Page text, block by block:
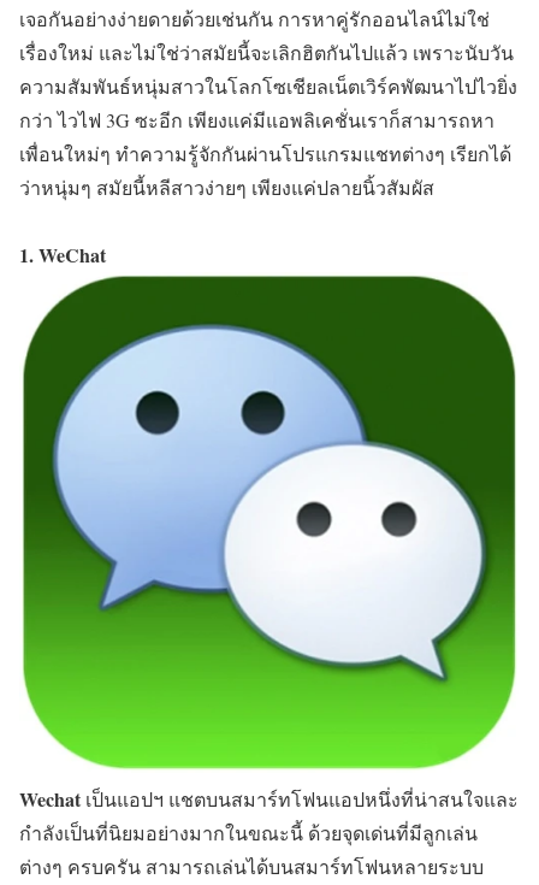
เจอกันอย่างง่ายดายด้วยเช่นกัน การหาคู่รักออนไลน์ไม่ใช่
เรื่องใหม่ และไม่ใช่ว่าสมัยนี้จะเลิกฮิตกันไปแล้ว เพราะนับวัน
ความสัมพันธ์หนุ่มสาวในโลกโซเชียลเน็ตเวิร์คพัฒนาไปไวยิ่ง
กว่า ไวไฟ 3G ซะอีก เพียงแค่มีแอพลิเคชั่นเราก็สามารถหา
เพื่อนใหม่ๆ ทำความรู้จักกันผ่านโปรแกรมแชทต่างๆ เรียกได้
ว่าหนุ่มๆ สมัยนี้หลีสาวง่ายๆ เพียงแค่ปลายนิ้วสัมผัส
1. WeChat
Wechat เป็นแอปฯ แชตบนสมาร์ทโฟนแอปหนึ่งที่น่าสนใจและ
กำลังเป็นที่นิยมอย่างมากในขณะนี้ ด้วยจุดเด่นที่มีลูกเล่น
ต่างๆ ครบครัน สามารถเล่นได้บนสมาร์ทโฟนหลายระบบ